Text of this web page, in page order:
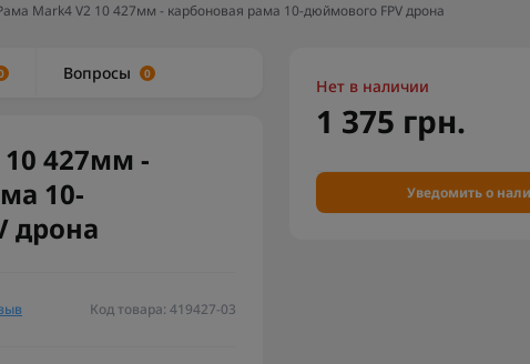
Mark4 V2 10 427мм - карбоновая рама 10-дюймового FPV дрона
Вопросы 0
427мм -
10-
дрона
Код товара: 419427-03
Нет в наличии
1 375 грн.
Уведомить о